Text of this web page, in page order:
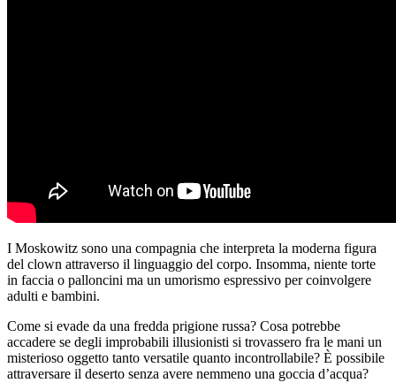
I Moskowitz sono una compagnia che interpreta la moderna figura
del clown attraverso il linguaggio del corpo. Insomma, niente torte
in faccia o palloncini ma un umorismo espressivo per coinvolgere
adulti e bambini.
Come si evade da una fredda prigione russa? Cosa potrebbe
accadere se degli improbabili illusionisti si trovassero fra le mani un
misterioso oggetto tanto versatile quanto incontrollabile? È possibile
attraversare il deserto senza avere nemmeno una goccia d’acqua?